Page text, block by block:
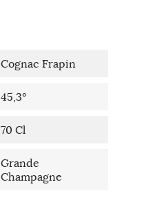
Cognac Frapin
45,3°
70 Cl
Grande
Champagne